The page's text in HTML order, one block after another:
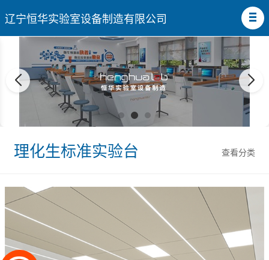
辽宁恒华实验室设备制造有限公司
查看分类
理化生标准实验台